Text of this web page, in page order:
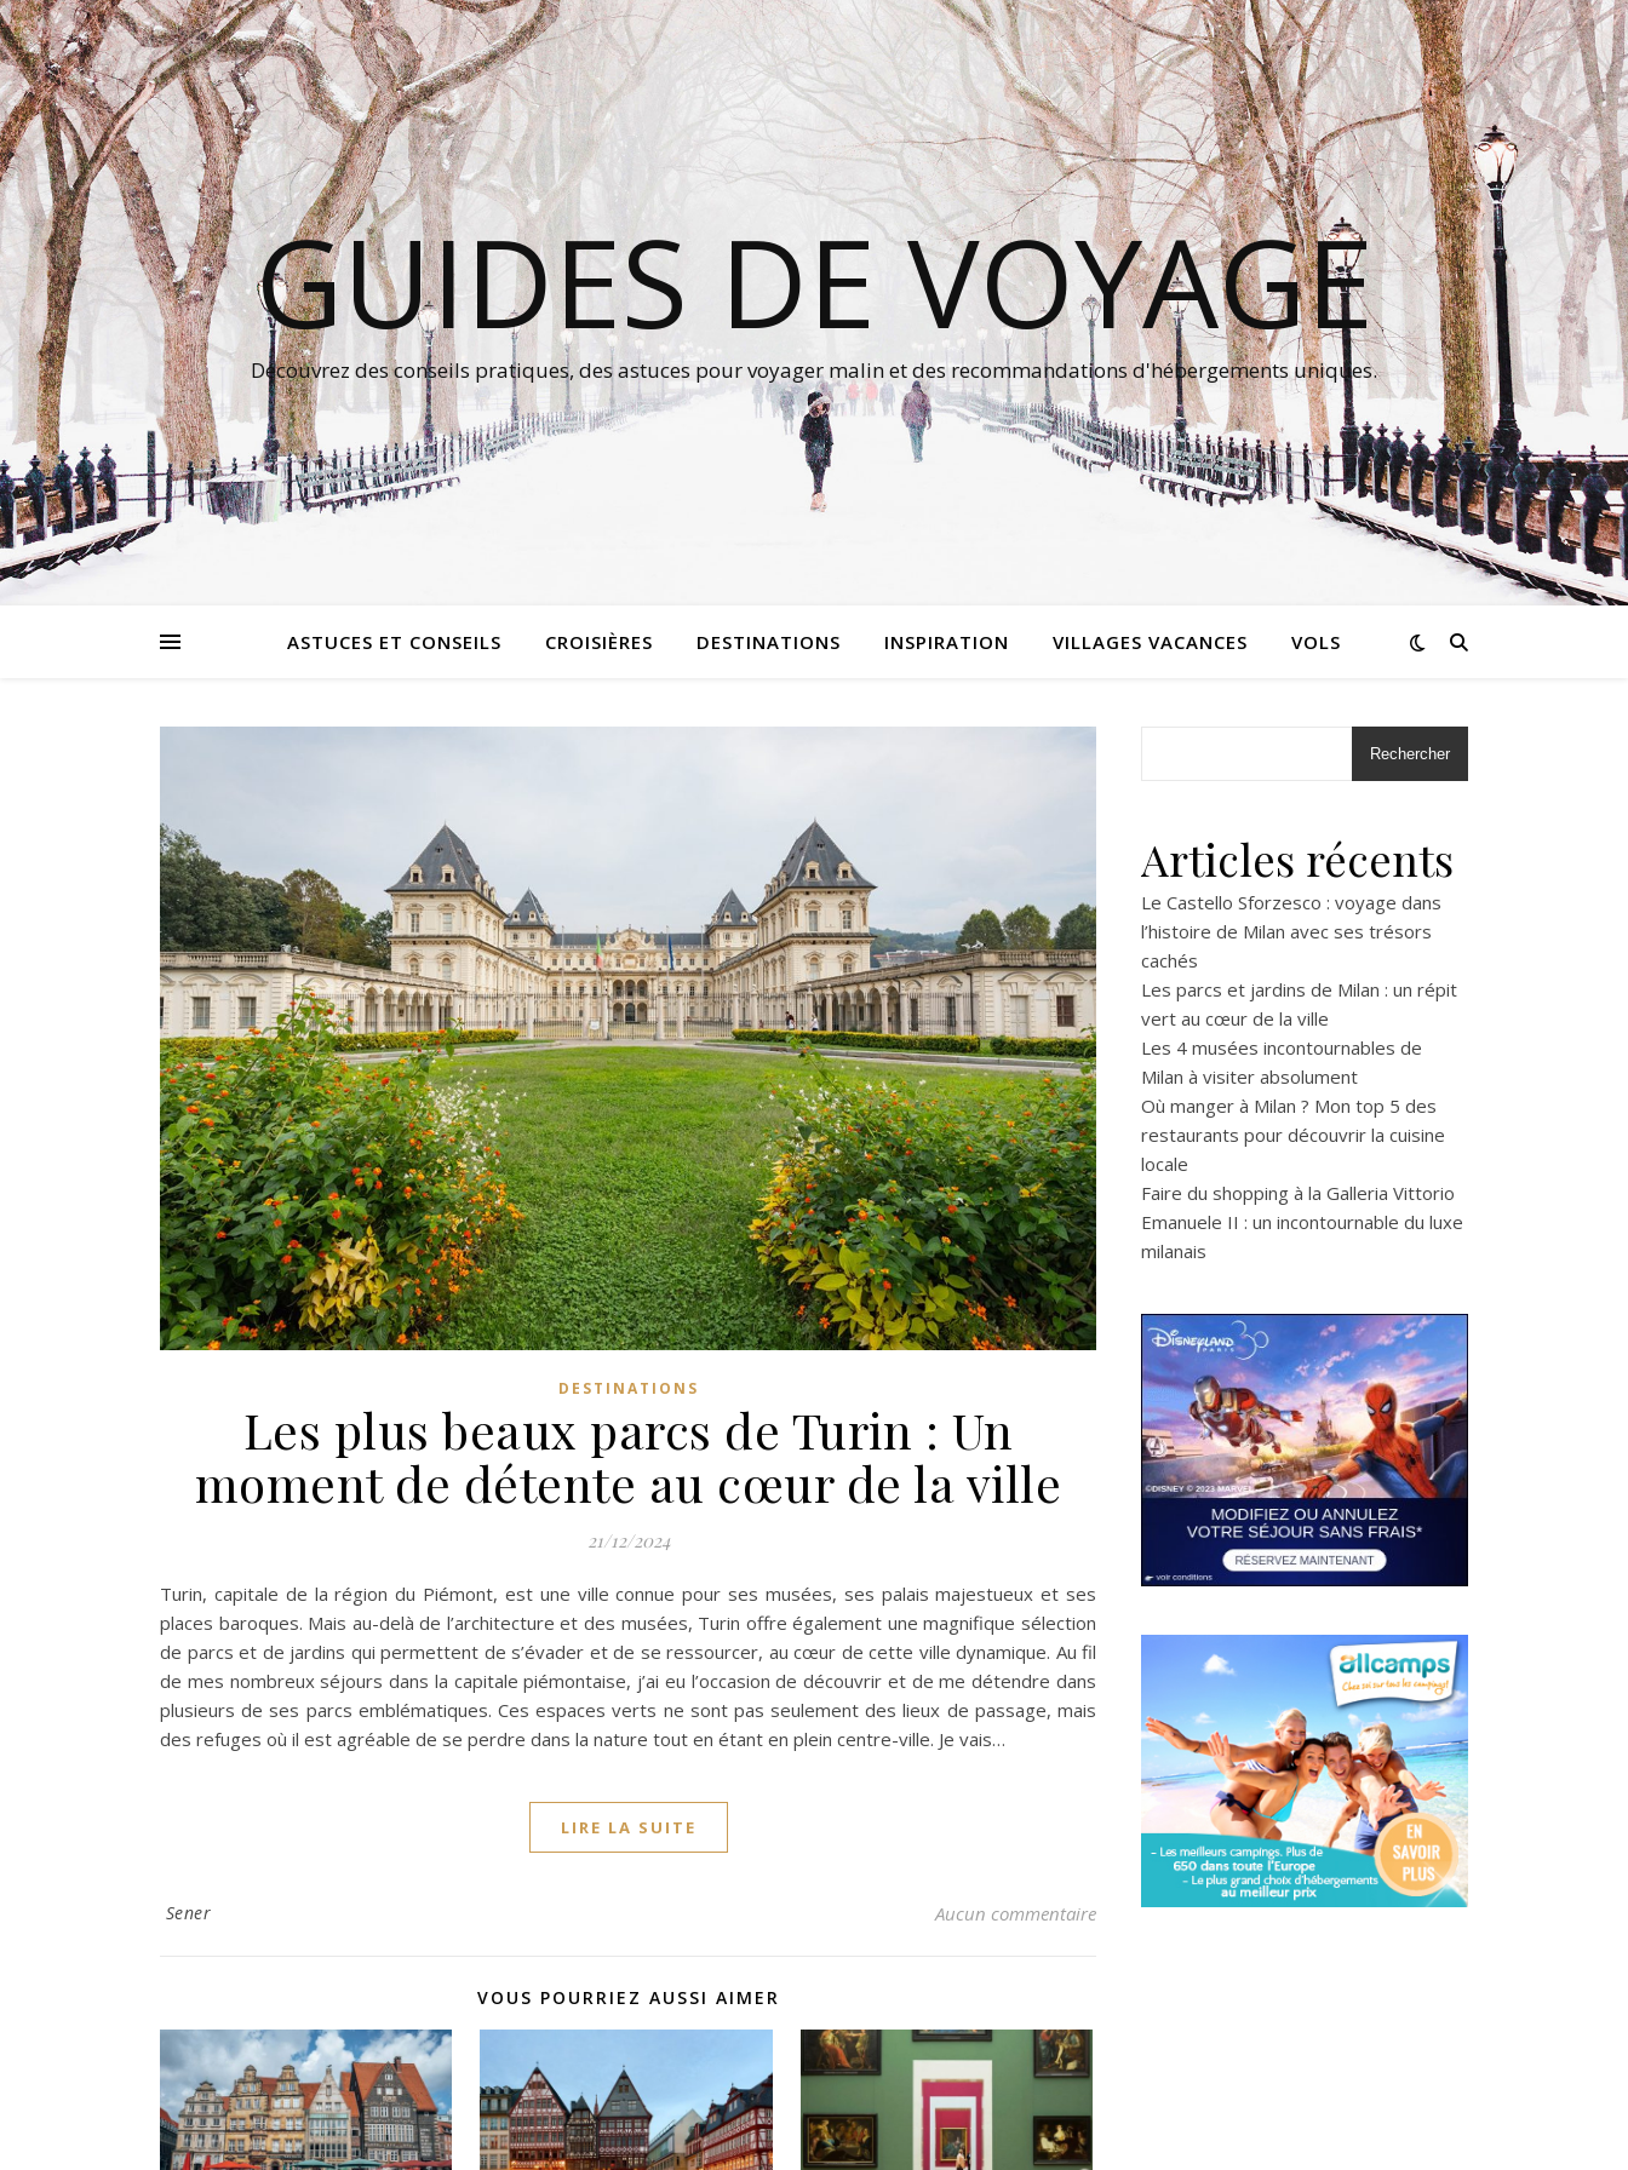
GUIDES DE VOYAGE
Découvrez des conseils pratiques, des astuces pour voyager malin et des recommandations d'hébergements uniques.
ASTUCES ET CONSEILS CROISIÈRES DESTINATIONS INSPIRATION VILLAGES VACANCES VOLS
DESTINATIONS
Les plus beaux parcs de Turin : Un
moment de détente au cœur de la ville
21/12/2024
Turin, capitale de la région du Piémont, est une ville connue pour ses musées, ses palais majestueux et ses
places baroques. Mais au-delà de l’architecture et des musées, Turin offre également une magnifique sélection
de parcs et de jardins qui permettent de s’évader et de se ressourcer, au cœur de cette ville dynamique. Au fil
de mes nombreux séjours dans la capitale piémontaise, j’ai eu l’occasion de découvrir et de me détendre dans
plusieurs de ses parcs emblématiques. Ces espaces verts ne sont pas seulement des lieux de passage, mais
des refuges où il est agréable de se perdre dans la nature tout en étant en plein centre-ville. Je vais…
LIRE LA SUITE
Sener Aucun commentaire
VOUS POURRIEZ AUSSI AIMER
Rechercher
Articles récents
Le Castello Sforzesco : voyage dans
l’histoire de Milan avec ses trésors
cachés
Les parcs et jardins de Milan : un répit
vert au cœur de la ville
Les 4 musées incontournables de
Milan à visiter absolument
Où manger à Milan ? Mon top 5 des
restaurants pour découvrir la cuisine
locale
Faire du shopping à la Galleria Vittorio
Emanuele II : un incontournable du luxe
milanais